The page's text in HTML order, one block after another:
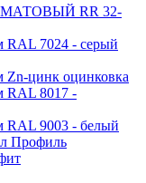
МАТОВЫЙ RR 32-
RAL 7024 - серый
Zn-цинк оцинковка
RAL 8017 -
RAL 9003 - белый
Профиль